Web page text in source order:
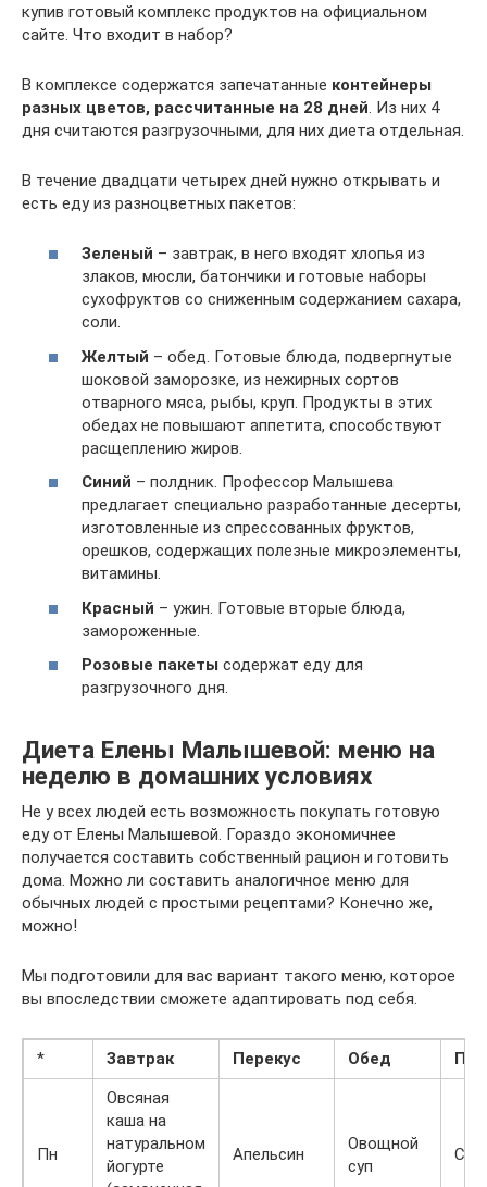
купив готовый комплекс продуктов на официальном
сайте. Что входит в набор?
В комплексе содержатся запечатанные контейнеры
разных цветов, рассчитанные на 28 дней . Из них 4
дня считаются разгрузочными, для них диета отдельная.
В течение двадцати четырех дней нужно открывать и
есть еду из разноцветных пакетов:
Зеленый – завтрак, в него входят хлопья из
злаков, мюсли, батончики и готовые наборы
сухофруктов со сниженным содержанием сахара,
соли.
Желтый – обед. Готовые блюда, подвергнутые
шоковой заморозке, из нежирных сортов
отварного мяса, рыбы, круп. Продукты в этих
обедах не повышают аппетита, способствуют
расщеплению жиров.
Синий – полдник. Профессор Малышева
предлагает специально разработанные десерты,
изготовленные из спрессованных фруктов,
орешков, содержащих полезные микроэлементы,
витамины.
Красный – ужин. Готовые вторые блюда,
замороженные.
Розовые пакеты содержат еду для
разгрузочного дня.
Диета Елены Малышевой: меню на
неделю в домашних условиях
Не у всех людей есть возможность покупать готовую
еду от Елены Малышевой. Гораздо экономичнее
получается составить собственный рацион и готовить
дома. Можно ли составить аналогичное меню для
обычных людей с простыми рецептами? Конечно же,
можно!
Мы подготовили для вас вариант такого меню, которое
вы впоследствии сможете адаптировать под себя.
* Завтрак Перекус Обед
Пн
Овсяная
каша на
натуральном
йогурте
Апельсин
Овощной
суп